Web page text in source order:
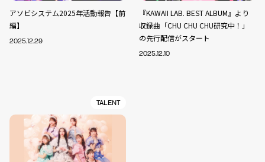
アソビシステム2025年活動報告【前
編】
2025.12.29
『KAWAII LAB. BEST ALBUM』より
収録曲「CHU CHU CHU研究中！」
の先行配信がスタート
2025.12.10
TALENT